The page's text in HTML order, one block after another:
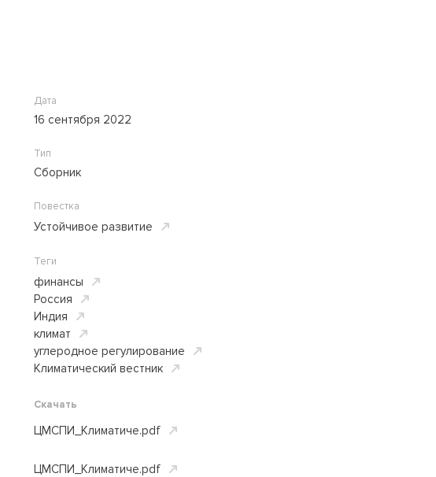
Дата
16 сентября 2022
Тип
Сборник
Повестка
Устойчивое развитие
Теги
финансы
Россия
Индия
климат
углеродное регулирование
Климатический вестник
Скачать
ЦМСПИ_Климатиче.pdf
ЦМСПИ_Климатиче.pdf